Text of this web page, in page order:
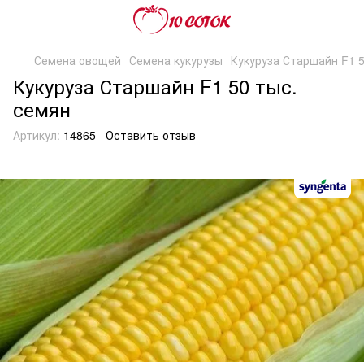
Семена овощей Семена кукурузы Кукуруза Старшайн F1
Кукуруза Старшайн F1 50 тыс.
семян
Артикул: 14865 Оставить отзыв